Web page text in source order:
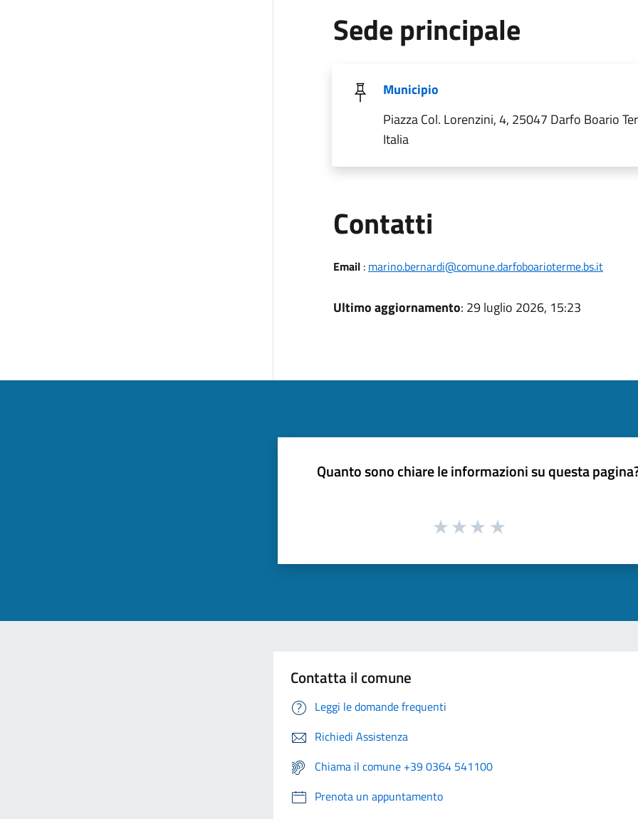
Sede principale
Municipio
Piazza Col. Lorenzini, 4, 25047 Darfo Boario
Italia
Contatti
Email: marino.bernardi@comune.darfoboarioterme.bs.it
Ultimo aggiornamento: 29 luglio 2026, 15:23
Quanto sono chiare le informazioni su questa
Contatta il comune
Leggi le domande frequenti
Richiedi Assistenza
Chiama il comune +39 0364 541100
Prenota un appuntamento